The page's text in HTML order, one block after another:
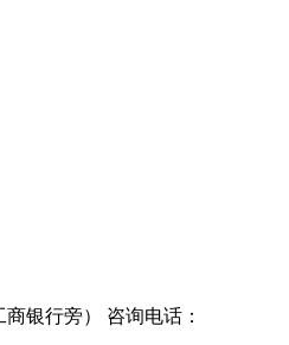
银行旁）
咨询电话：